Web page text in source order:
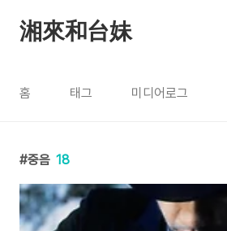
湘來和台妹
홈 태그 미디어로그
중음 18